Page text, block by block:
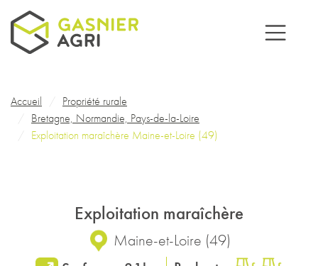
Aller au contenu principal
Fil d'Ariane
Accueil
Propriété rurale
Bretagne, Normandie, Pays-de-la-Loire
Exploitation maraîchère Maine-et-Loire (49)
Exploitation maraîchère
Maine-et-Loire (49)